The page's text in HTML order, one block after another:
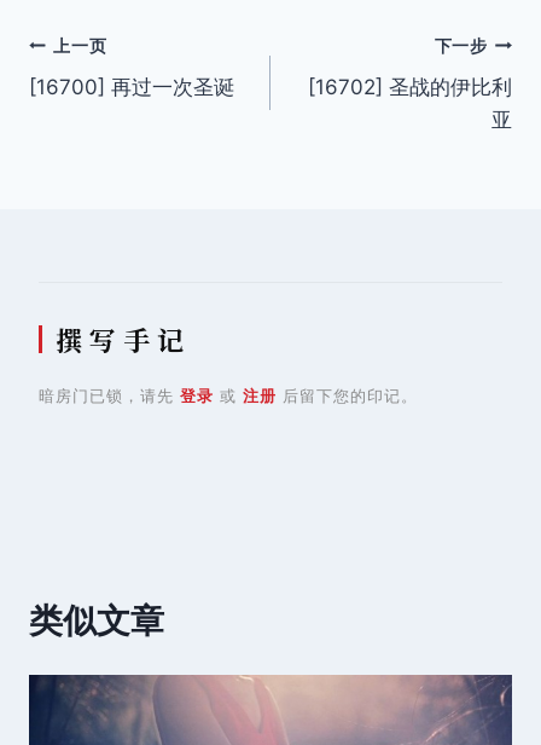
文
章
上一页
[16700] 再过一次圣诞
下一步
[16702] 圣战的伊比利
亚
撰 写 手 记
暗房门已锁，请先 登录 或 注册 后留下您的印记。
类似文章